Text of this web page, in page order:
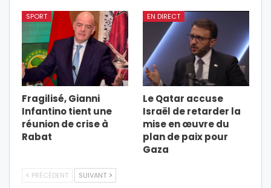
SPORT
Fragilisé, Gianni
Infantino tient une
réunion de crise à
Rabat
EN DIRECT
Le Qatar accuse
Israël de retarder la
mise en œuvre du
plan de paix pour
Gaza
PRÉCÉDENT SUIVANT